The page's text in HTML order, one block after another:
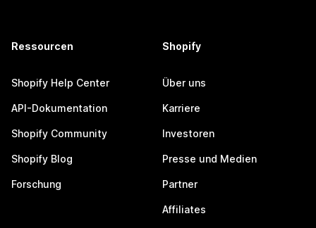
Ressourcen
Shopify Help Center
API-Dokumentation
Shopify Community
Shopify Blog
Forschung
Shopify
Über uns
Karriere
Investoren
Presse und Medien
Partner
Affiliates